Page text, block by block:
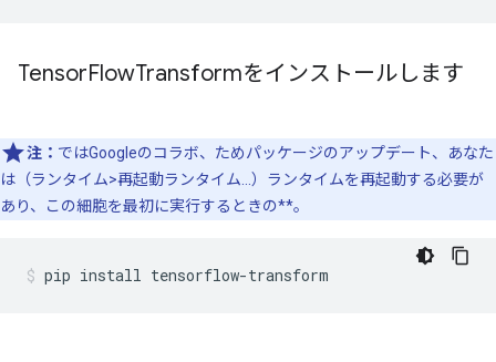
TensorFlowTransformをインストールします
注： ではGoogleのコラボ、ためパッケージのアップデート、あなた
は（ランタイム>再起動ランタイム...）ランタイムを再起動する必要が
あり、この細胞を最初に実行するときの**。
pip install tensorflow-transform